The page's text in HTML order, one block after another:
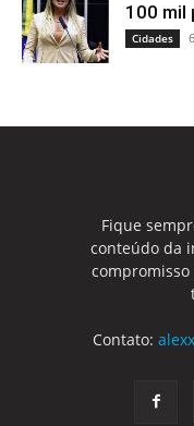
100 mil
Cidades
Fique
conteúdo da
Contato: